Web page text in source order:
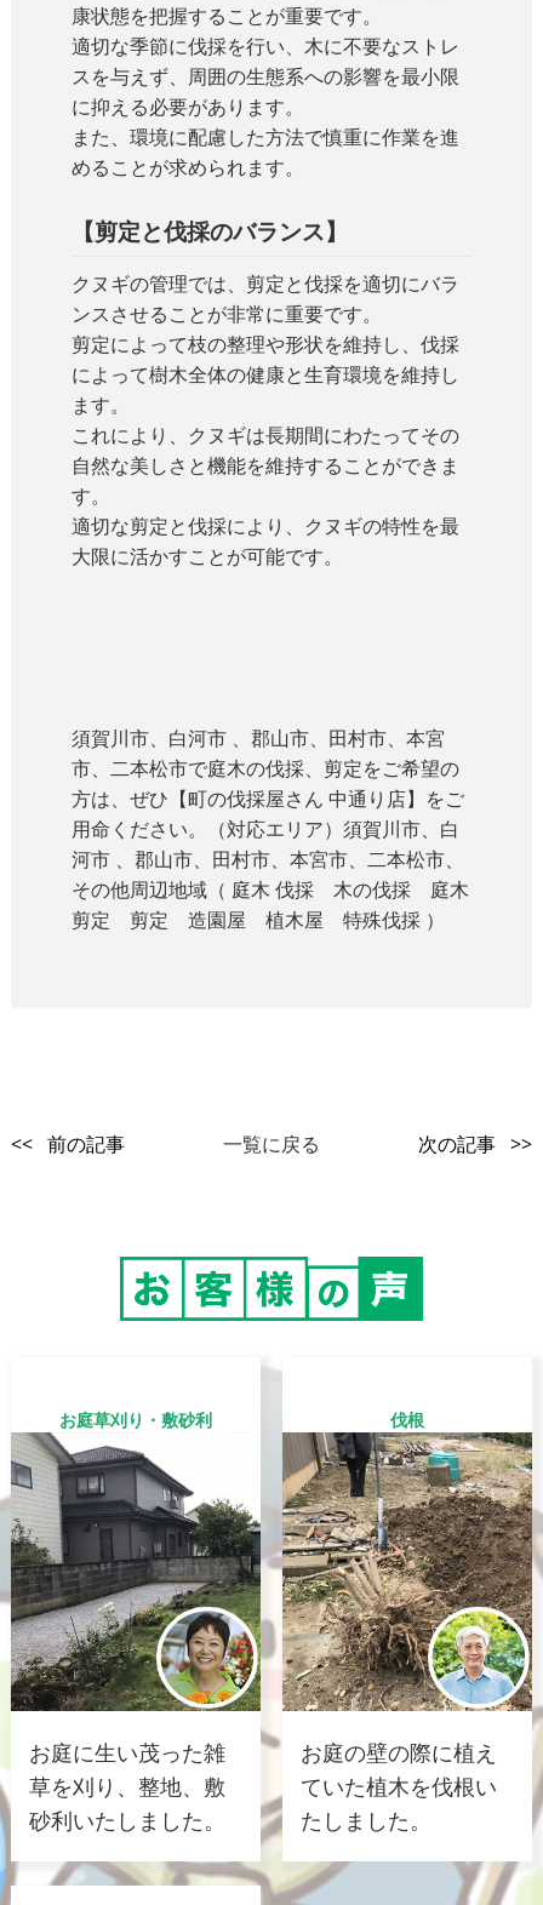
康状態を把握することが重要です。
適切な季節に伐採を行い、木に不要なストレ
スを与えず、周囲の生態系への影響を最小限
に抑える必要があります。
また、環境に配慮した方法で慎重に作業を進
めることが求められます。
【剪定と伐採のバランス】
クヌギの管理では、剪定と伐採を適切にバラ
ンスさせることが非常に重要です。
剪定によって枝の整理や形状を維持し、伐採
によって樹木全体の健康と生育環境を維持し
ます。
これにより、クヌギは長期間にわたってその
自然な美しさと機能を維持することができま
す。
適切な剪定と伐採により、クヌギの特性を最
大限に活かすことが可能です。
須賀川市、白河市 、郡山市、田村市、本宮
市、二本松市で庭木の伐採、剪定をご希望の
方は、ぜひ【町の伐採屋さん 中通り店】をご
用命ください。（対応エリア）須賀川市、白
河市 、郡山市、田村市、本宮市、二本松市、
その他周辺地域（ 庭木 伐採 木の伐採 庭木
剪定 剪定 造園屋 植木屋 特殊伐採 ）
<< 前の記事 一覧に戻る 次の記事 >>
お庭草刈り・敷砂利
お庭に生い茂った雑
草を刈り、整地、敷
砂利いたしました。
伐根
お庭の壁の際に植え
ていた植木を伐根い
たしました。